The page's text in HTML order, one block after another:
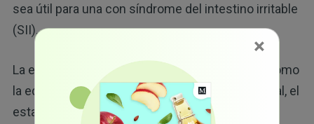
sea útil para una con síndrome del intestino irritable
(SII).
La efectividad depende de diversas variables, como
la edad, la composición del microbioma intestinal, el
estado de salud y la habilidad de la cepa para
×